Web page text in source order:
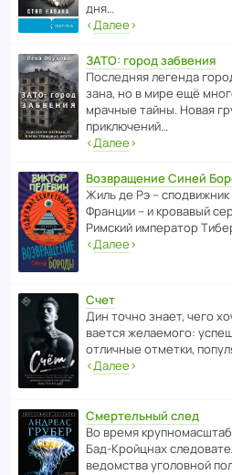
дня…
‹Далее›
ЗАТО: город забвения
После­дняя легенда
зана, но в мире ещё
мрачные тайны. Новая
приключений…
‹Далее›
Возвращение Синей
Жиль де Рэ –
Франции – и кровавый
Римский импе­ратор
‹Далее›
Счет
Дин точно знает, чего
ва­ется жела­е­мого:
отли­чные отметки,
‹Далее›
Смертельный след
Во время
Бад‑Крой­цнах
ведомства уголо­вной